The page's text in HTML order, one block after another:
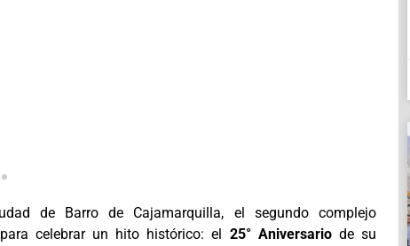
de Barro de Cajamarquilla, el segundo complejo
celebrar un hito histórico: el 25° Aniversariode su